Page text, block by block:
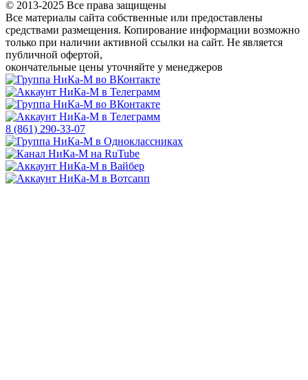
© 2013-2025 Все права защищены
Все материалы сайта собственные или предоставлены
средствами размещения. Копирование информации возможно
только при наличии активной ссылки на сайт. Не является
публичной офертой,
окончательные цены уточняйте у менеджеров
8 (861) 290-33-07